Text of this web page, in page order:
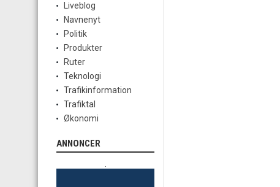
Liveblog
Navnenyt
Politik
Produkter
Ruter
Teknologi
Trafikinformation
Trafiktal
Økonomi
ANNONCER